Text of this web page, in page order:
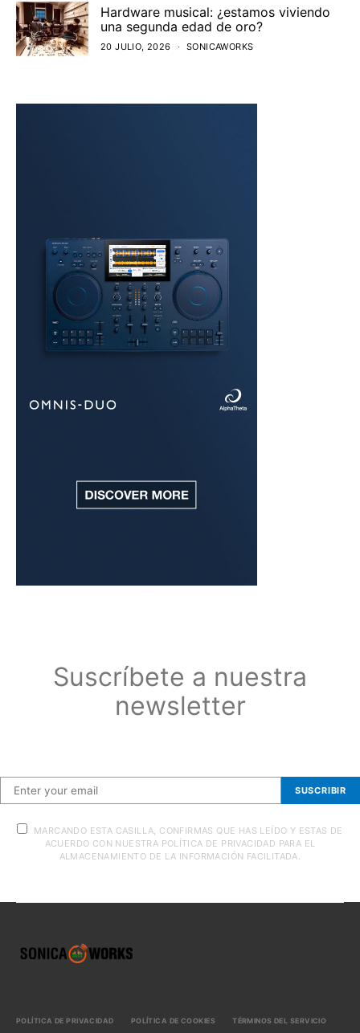
Hardware musical: ¿estamos viviendo
una segunda edad de oro?
20 JULIO, 2026 SONICAWORKS
Suscríbete a nuestra
newsletter
SUSCRIBIR
MARCANDO ESTA CASILLA, CONFIRMAS QUE HAS LEÍDO Y ESTAS DE
ACUERDO CON NUESTRA POLÍTICA DE PRIVACIDAD PARA EL
ALMACENAMIENTO DE LA INFORMACIÓN FACILITADA.
POLÍTICA DE PRIVACIDAD POLÍTICA DE COOKIES TÉRMINOS DEL SERVICIO